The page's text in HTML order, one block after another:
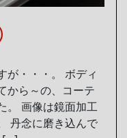
・・・。 ボディ
から～の、コーテ
。 画像は鏡面加工
丹念に磨き込んで